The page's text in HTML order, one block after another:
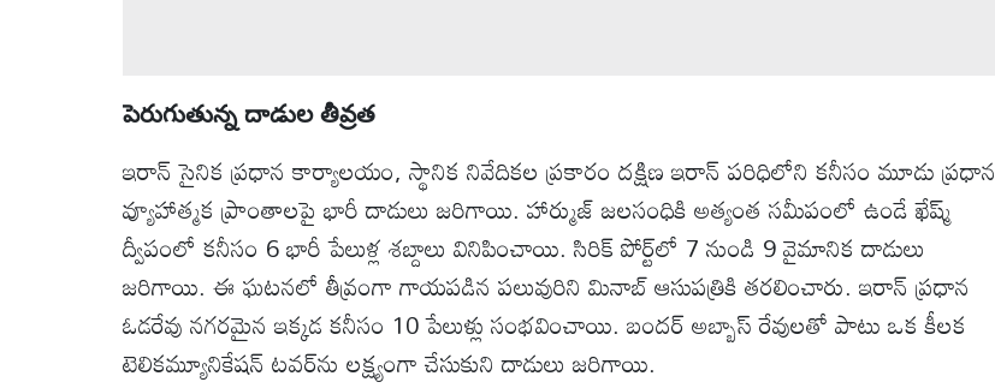
పెరుగుతున్న దాడుల తీవ్రత
ఇరాన్ సైనిక ప్రధాన కార్యాలయం, స్థానిక నివేదికల ప్రకారం దక్షిణ ఇరాన్ పరిధిలోని కనీసం మూడు ప్రధాన
వ్యూహాత్మక ప్రాంతాలపై భారీ దాడులు జరిగాయి. హార్ముజ్ జలసంధికి అత్యంత సమీపంలో ఉండే ఖేష్మ్
ద్వీపంలో కనీసం 6 భారీ పేలుళ్ల శబ్దాలు వినిపించాయి. సిరిక్ పోర్ట్‌లో 7 నుండి 9 వైమానిక దాడులు
జరిగాయి. ఈ ఘటనలో తీవ్రంగా గాయపడిన పలువురిని మినాబ్ ఆసుపత్రికి తరలించారు. ఇరాన్ ప్రధాన
ఓడరేవు నగరమైన ఇక్కడ కనీసం 10 పేలుళ్లు సంభవించాయి. బందర్ అబ్బాస్ రేవులతో పాటు ఒక కీలక
టెలికమ్యూనికేషన్ టవర్‌ను లక్ష్యంగా చేసుకుని దాడులు జరిగాయి.